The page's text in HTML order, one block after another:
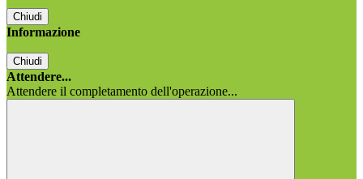
Chiudi
Informazione
Chiudi
Attendere...
Attendere il completamento dell'operazione...